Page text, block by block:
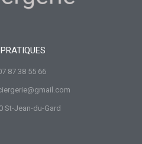
87 38 55 66
St-Jean-du-Gard